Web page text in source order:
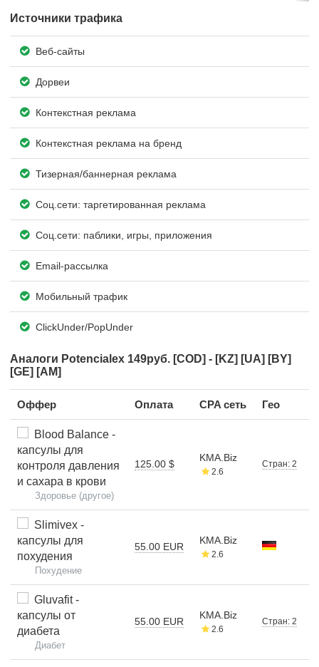
Источники трафика
Веб-сайты
Дорвеи
Контекстная реклама
Контекстная реклама на бренд
Тизерная/баннерная реклама
Соц.сети: таргетированная реклама
Соц.сети: паблики, игры, приложения
Email-рассылка
Мобильный трафик
ClickUnder/PopUnder
Аналоги Potencialex 149руб. [COD] - [KZ] [UA] [BY]
[GE] [AM]
Оффер Оплата CPA сеть Гео
Blood Balance -
капсулы для
контроля давления
и сахара в крови
Здоровье (другое)
125.00 $
KMA.Biz
2.6
Стран: 2
Slimivex -
капсулы для
похудения
Похудение
55.00 EUR
KMA.Biz
2.6
Gluvafit -
капсулы от
диабета
Диабет
55.00 EUR
KMA.Biz
2.6
Стран: 2